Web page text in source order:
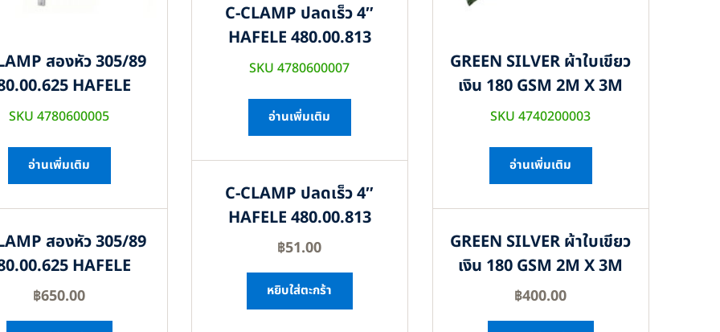
C-CLAMP ปลดเร็ว 4″
HAFELE 480.00.813
SKU 4780600007
อ่านเพิ่มเติม
C-CLAMP ปลดเร็ว 4″
HAFELE 480.00.813
฿51.00
หยิบใส่ตะกร้า
สองหัว 305/89
HAFELE
SKU 4780600005
อ่านเพิ่มเติม
สองหัว 305/89
HAFELE
฿650.00
GREEN SILVER ผ้าใบเขียว
เงิน 180 GSM 2M X 3M
SKU 4740200003
อ่านเพิ่มเติม
GREEN SILVER ผ้าใบเขียว
เงิน 180 GSM 2M X 3M
฿400.00